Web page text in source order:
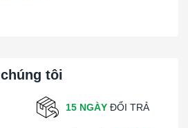
tôi
15 NGÀY ĐỔI TRẢ